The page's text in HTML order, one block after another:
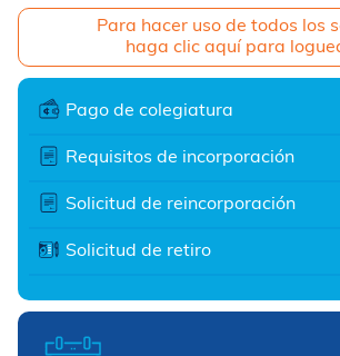
Para hacer uso de todos los
haga clic aquí para
Pago de colegiatura
Requisitos de incorporación
Solicitud de reincorporación
Solicitud de retiro